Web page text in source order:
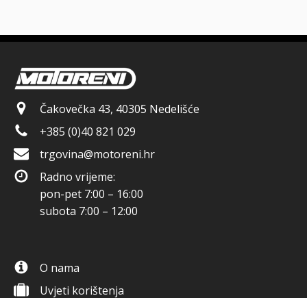
Čakovečka 43, 40305 Nedelišće
+385 (0)40 821 029
trgovina@motoreni.hr
Radno vrijeme:
pon-pet 7:00 – 16:00
subota 7:00 – 12:00
O nama
Uvjeti korištenja